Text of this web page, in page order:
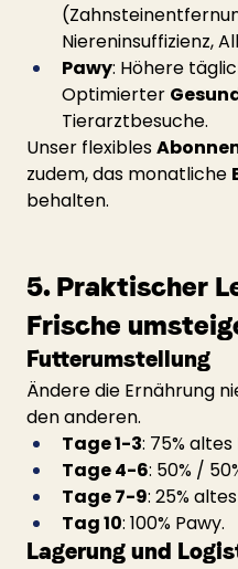
Niereninsuffizienz,
Pawy: Höhere
Optimierter
Tierarztbesuche.
Unser flexibles
zudem, das monatliche
behalten.
5. Praktischer
Frische
Futterumstellung
Ändere die Ernährung
den anderen.
Tage 1-3: 75%
Tage 4-6: 50% /
Tage 7-9: 25%
Tag 10: 100% Pawy.
Lagerung und